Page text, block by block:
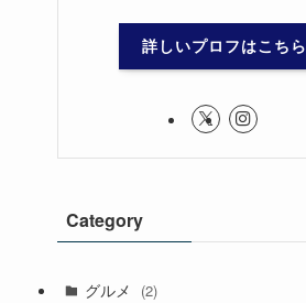
詳しいプロフはこちら
Category
グルメ (2)